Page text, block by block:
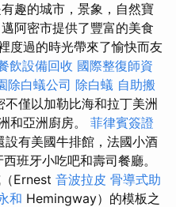
趣的城市，景象，自然寶
阿密市提供了豐富的美食
度過的時光帶來了愉快而友
飲設備回收 國際整復師資
除白蟻公司 除白蟻 自助搬
不僅以加勒比海和拉丁美洲
和亞洲廚房。 菲律賓簽證
設有美國牛排館，法國小酒
班牙小吃吧和壽司餐廳。
Ernest 音波拉皮 骨導式助
和 Hemingway）的模板之